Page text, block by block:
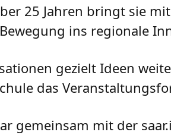
25 Jahren bringt sie
ins regionale
gezielt Ideen
das
gemeinsam mit der